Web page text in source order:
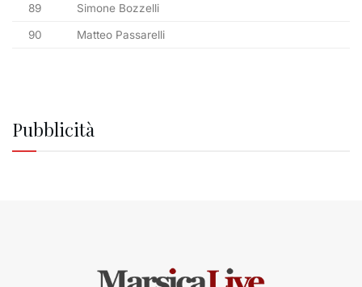
89 Simone Bozzelli
90 Matteo Passarelli
Pubblicità